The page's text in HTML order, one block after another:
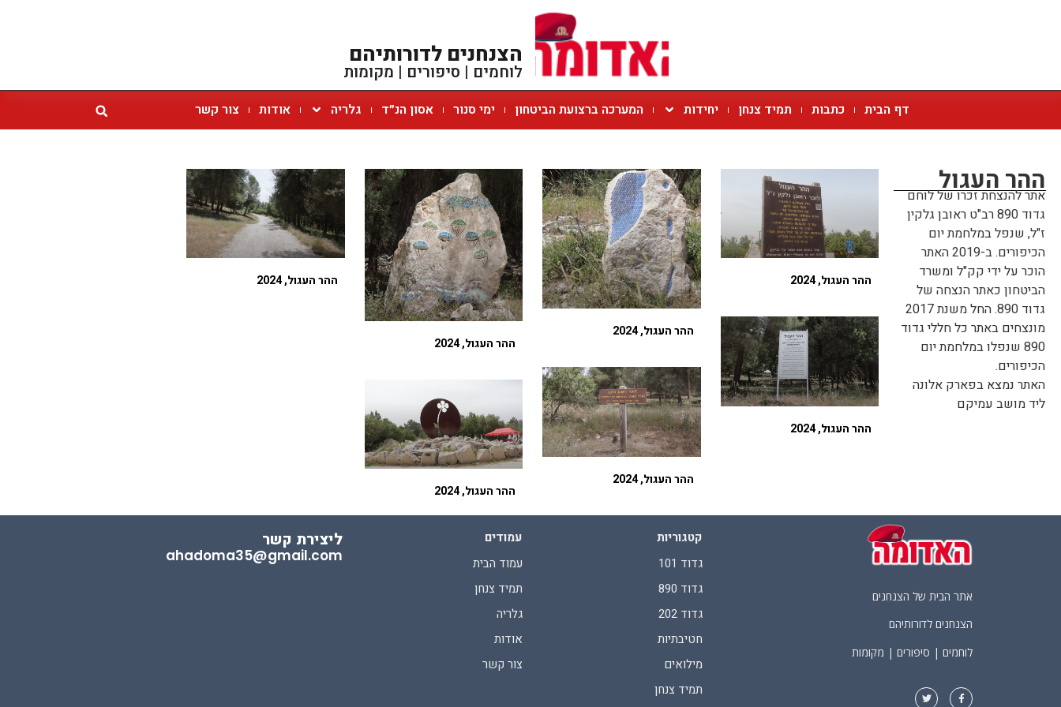
הצנחנים לדורותיהם
לוחמים | סיפורים | מקומות
דף הבית כתבות תמיד צנחן יחידות המערכה ברצועת הביטחון ימי סנור אסון הנ״ד גלריה אודות צור קשר
ההר העגול
אתר להנצחת זכרו של לוחם
גדוד 890 רב"ט ראובן גלקין
ז"ל, שנפל במלחמת יום
הכיפורים. ב-2019 האתר
הוכר על ידי קק"ל ומשרד
הביטחון כאתר הנצחה של
גדוד 890. החל משנת 2017
מונצחים באתר כל חללי גדוד
890 שנפלו במלחמת יום
הכיפורים.
האתר נמצא בפארק אלונה
ליד מושב עמיקם
ההר העגול, 2024
ההר העגול, 2024
ההר העגול, 2024
ההר העגול, 2024
ההר העגול, 2024
ההר העגול, 2024
ההר העגול, 2024
אתר הבית של הצנחנים
הצנחנים לדורותיהם
לוחמים | סיפורים | מקומות
קטגוריות
גדוד 101
גדוד 890
גדוד 202
חטיבתיות
מילואים
תמיד צנחן
עמודים
עמוד הבית
תמיד צנחן
גלריה
אודות
צור קשר
ליצירת קשר
ahadoma35@gmail.com